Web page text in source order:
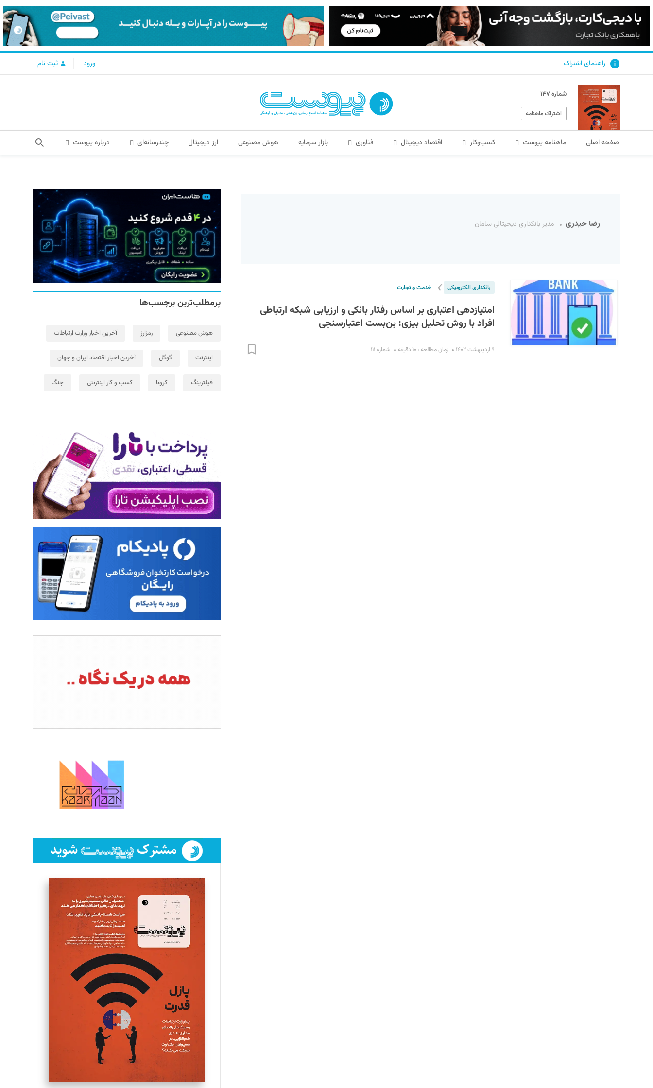
راهنمای اشتراک ورود ثبت نام
شماره ۱۴۷
اشتراک ماهنامه
صفحه اصلی ماهنامه پیوست کسب‌و‌کار اقتصاد دیجیتال فناوری بازار سرمایه هوش مصنوعی ارز دیجیتال چندرسانه‌ای درباره پیوست
رضا حیدری مدیر بانکداری دیجیتالی سامان
بانکداری الکترونیکی ❯ خدمت و تجارت
امتیازدهی اعتباری بر اساس رفتار بانکی و ارزیابی شبکه ارتباطی
افراد با روش تحلیل بیزی؛ بن‌بست اعتبارسنجی
۹ اردیبهشت ۱۴۰۲ زمان مطالعه : ۱۰ دقیقه شماره ۱۱۱
پرمطلب‌ترین برچسب‌ها
هوش مصنوعی رمزارز آخرین اخبار وزارت ارتباطات
اینترنت گوگل آخرین اخبار اقتصاد ایران و جهان
فیلترینگ کرونا کسب و کار اینترنتی جنگ